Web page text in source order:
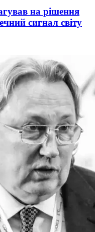
на рішення
сигнал світу